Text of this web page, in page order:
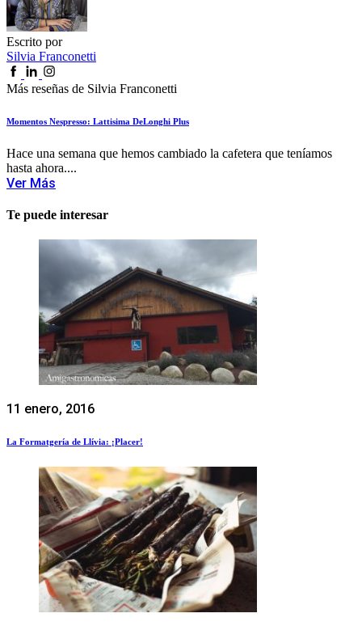
Escrito por
Silvia Franconetti
Más reseñas de Silvia Franconetti
Momentos Nespresso: Lattisima DeLonghi Plus
Hace una semana que hemos cambiado la cafetera que teníamos
hasta ahora....
Ver Más
Te puede interesar
11 enero, 2016
La Formatgería de Llívia: ¡Placer!